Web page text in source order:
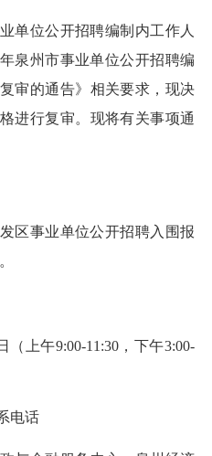
位公开招聘编制内工作人
泉州市事业单位公开招聘编
审的通告》相关要求，现决
进行复审。现将有关事项通
事业单位公开招聘入围报
上午9:00-11:30，下午3:00-
电话